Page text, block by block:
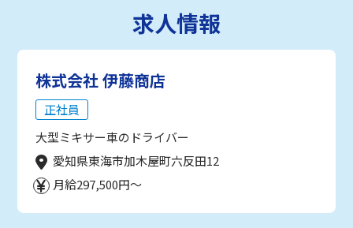
求人情報
株式会社 伊藤商店
正社員
大型ミキサー車のドライバー
愛知県東海市加木屋町六反田12
月給297,500円～